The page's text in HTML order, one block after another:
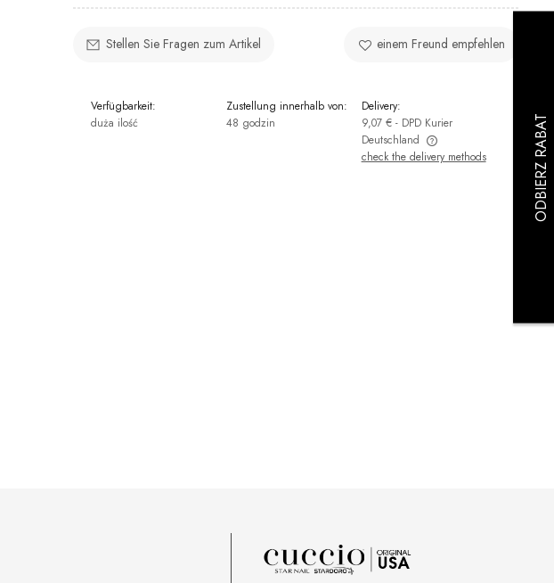
Stellen Sie Fragen zum Artikel einem Freund empfehlen
Verfügbarkeit:
duża ilość
Zustellung innerhalb von:
48 godzin
Delivery:
9,07 € - DPD Kurier
Deutschland
check the delivery methods